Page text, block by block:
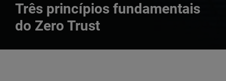
Três princípios fundamentais
do Zero Trust